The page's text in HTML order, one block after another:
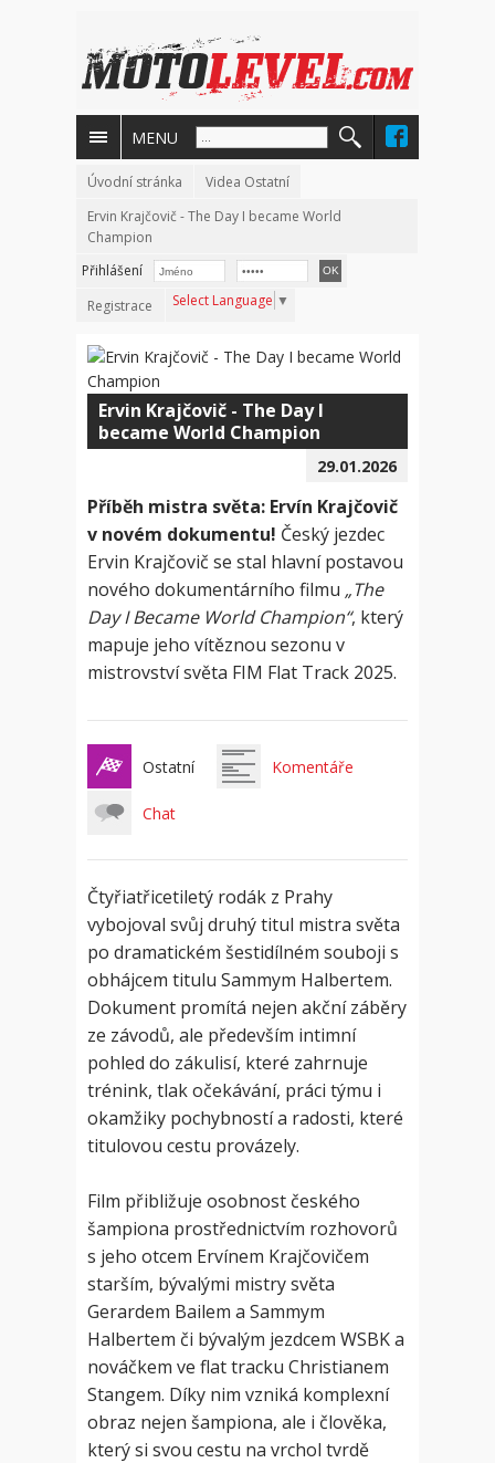
MENU
Úvodní stránka
Videa Ostatní
Ervin Krajčovič - The Day I became World
Champion
Přihlášení
Registrace
Select Language ▼
Ervin Krajčovič - The Day I
became World Champion
29.01.2026
Příběh mistra světa: Ervín Krajčovič
v novém dokumentu! Český jezdec
Ervin Krajčovič se stal hlavní postavou
nového dokumentárního filmu „The
Day I Became World Champion“, který
mapuje jeho vítěznou sezonu v
mistrovství světa FIM Flat Track 2025.
Ostatní Komentáře
Chat
Čtyřiatřicetiletý rodák z Prahy
vybojoval svůj druhý titul mistra světa
po dramatickém šestidílném souboji s
obhájcem titulu Sammym Halbertem.
Dokument promítá nejen akční záběry
ze závodů, ale především intimní
pohled do zákulisí, které zahrnuje
trénink, tlak očekávání, práci týmu i
okamžiky pochybností a radosti, které
titulovou cestu provázely.
Film přibližuje osobnost českého
šampiona prostřednictvím rozhovorů
s jeho otcem Ervínem Krajčovičem
starším, bývalými mistry světa
Gerardem Bailem a Sammym
Halbertem či bývalým jezdcem WSBK a
nováčkem ve flat tracku Christianem
Stangem. Díky nim vzniká komplexní
obraz nejen šampiona, ale i člověka,
který si svou cestu na vrchol tvrdě